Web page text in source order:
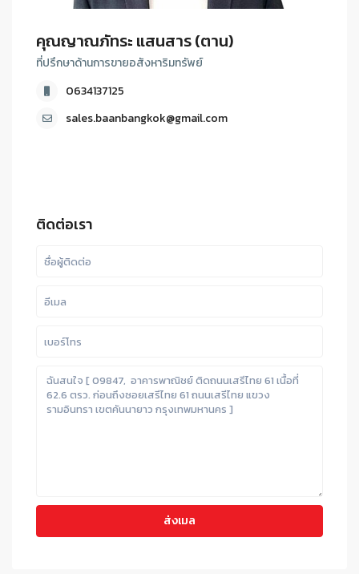
คุณญาณภัทระ แสนสาร (ตาน)
ที่ปรึกษาด้านการขายอสังหาริมทรัพย์
0634137125
sales.baanbangkok@gmail.com
ติดต่อเรา